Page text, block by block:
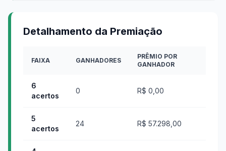
Detalhamento da Premiação
FAIXA GANHADORES
PRÊMIO POR
GANHADOR
6
acertos
0 R$ 0,00
5
acertos
24 R$ 57.298,00